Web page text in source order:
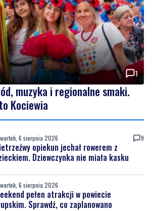
1
muzyka i regionalne smaki.
Kociewia
6 sierpnia 2026 9
opiekun jechał rowerem z
Dziewczynka nie miała kasku
6 sierpnia 2026
pełen atrakcji w powiecie
Sprawdź, co zaplanowano